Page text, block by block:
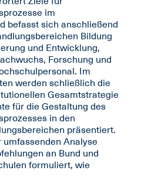
im
befasst sich anschließend
Bildung
und Entwicklung,
Forschung und
Im
werden schließlich die
Gesamtstrategie
für die Gestaltung des
in den
präsentiert.
Analyse
an Bund und
formuliert, wie